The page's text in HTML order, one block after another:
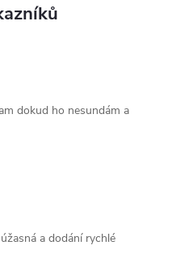
dokud ho nesundám a
a dodání rychlé